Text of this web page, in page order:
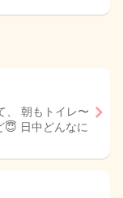
、 朝もトイレ〜
😇 日中どんなに